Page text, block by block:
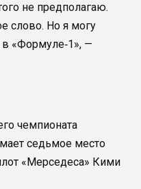
не предполагаю.
слово. Но я могу
в «Формуле‑1», —
чемпионата
седьмое место
«Мерседеса» Кими